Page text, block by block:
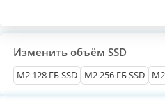
Изменить объём SSD
М2 128 ГБ SSD M2 256 ГБ SSD